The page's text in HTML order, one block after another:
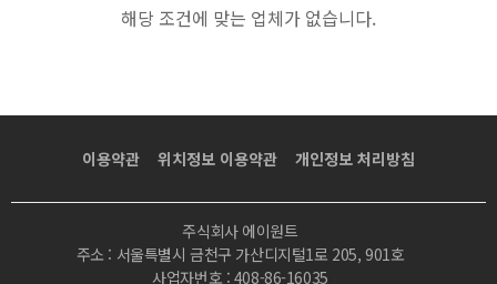
경
해당 조건에 맞는 업체가 없습니다.
이용약관 위치정보 이용약관 개인정보 처리방침
주식회사 에이원트
주소 : 서울특별시 금천구 가산디지털1로 205, 901호
사업자번호 : 408-86-16035